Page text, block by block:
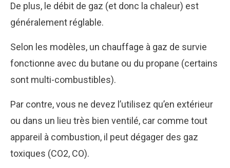
De plus, le débit de gaz (et donc la chaleur) est
généralement réglable.
Selon les modèles, un chauffage à gaz de survie
fonctionne avec du butane ou du propane (certains
sont multi-combustibles).
Par contre, vous ne devez l’utilisez qu’en extérieur
ou dans un lieu très bien ventilé, car comme tout
appareil à combustion, il peut dégager des gaz
toxiques (CO2, CO).